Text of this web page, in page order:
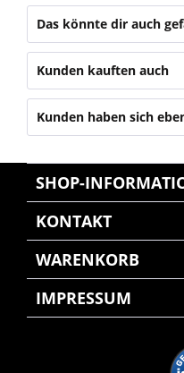
Das könnte dir auch
Kunden kauften auch
Kunden haben sich
SHOP-
KONTAKT
WARENKORB
IMPRESSUM